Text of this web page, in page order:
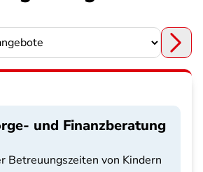
und Finanzberatung
Betreuungszeiten von Kindern